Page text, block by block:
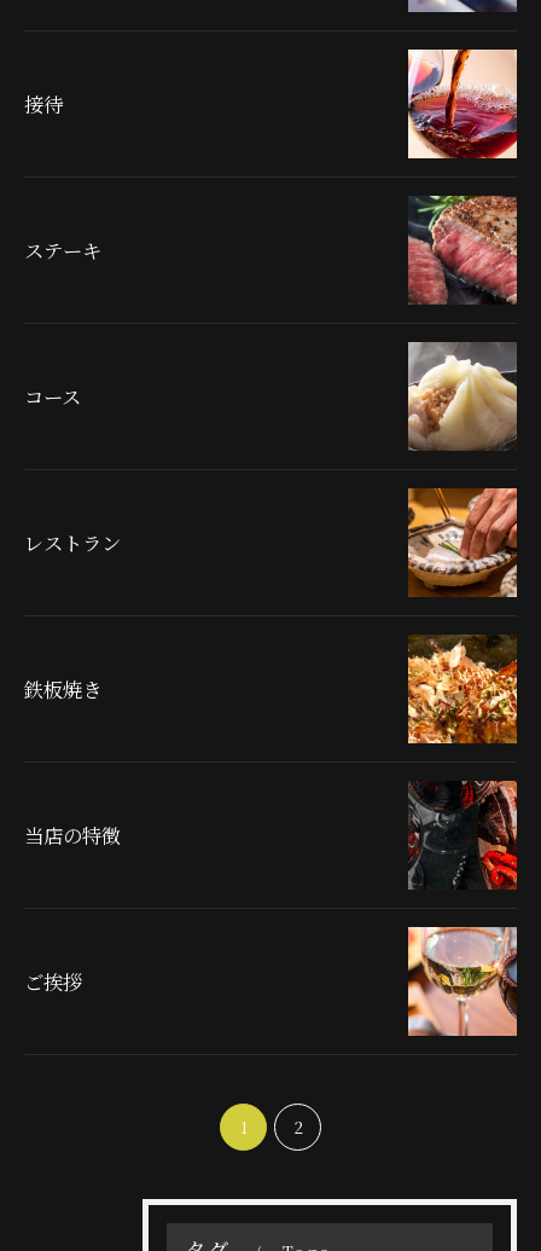
接待
ステーキ
コース
レストラン
鉄板焼き
当店の特徴
ご挨拶
1 2